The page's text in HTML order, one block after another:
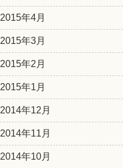
2015年4月
2015年3月
2015年2月
2015年1月
2014年12月
2014年11月
2014年10月